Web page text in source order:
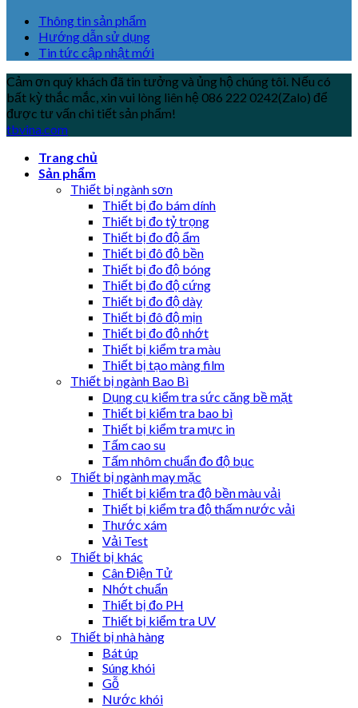
Thông tin sản phẩm
Hướng dẫn sử dụng
Tin tức cập nhật mới
Cảm ơn quý khách đã tin tưởng và ủng hộ chúng tôi. Nếu có
bất kỳ thắc mắc, xin vui lòng liên hệ 086 222 0242(Zalo) để
được tư vấn chi tiết sản phẩm!
tbvina.com
Trang chủ
Sản phẩm
Thiết bị ngành sơn
Thiết bị đo bám dính
Thiết bị đo tỷ trọng
Thiết bị đo độ ẩm
Thiết bị đô độ bền
Thiết bị đo độ bóng
Thiết bị đo độ cứng
Thiết bị đo độ dày
Thiết bị đô độ mịn
Thiết bị đo độ nhớt
Thiết bị kiểm tra màu
Thiết bị tạo màng film
Thiết bị ngành Bao Bì
Dụng cụ kiểm tra sức căng bề mặt
Thiết bị kiểm tra bao bì
Thiết bị kiểm tra mực in
Tấm cao su
Tấm nhôm chuẩn đo độ bục
Thiết bị ngành may mặc
Thiết bị kiểm tra độ bền màu vải
Thiết bị kiểm tra độ thấm nước vải
Thước xám
Vải Test
Thiết bị khác
Cân Điện Tử
Nhớt chuẩn
Thiết bị đo PH
Thiết bị kiểm tra UV
Thiết bị nhà hàng
Bát úp
Súng khói
Gỗ
Nước khói